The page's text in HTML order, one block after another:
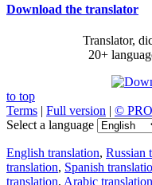
Download the translator
Translator,
20+
to top
Terms | Full version | ©
Select a language
English translation, Russian
translation, Spanish
translation, Arabic translation